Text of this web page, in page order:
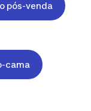
pós-venda
cama